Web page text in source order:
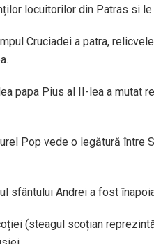
locuitorilor din Patras si
Cruciadei a patra,
papa Pius al II-lea a mutat
Pop vede o legătură între
sfântului Andrei a fost
(steagul scoțian